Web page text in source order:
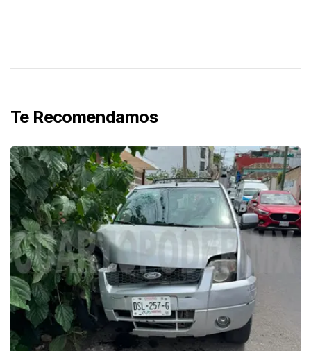
Te Recomendamos